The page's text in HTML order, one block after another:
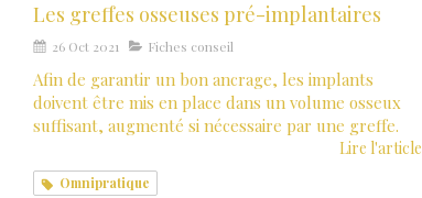
Les greffes osseuses pré-implantaires
26 Oct 2021 Fiches conseil
Afin de garantir un bon ancrage, les implants
doivent être mis en place dans un volume osseux
suffisant, augmenté si nécessaire par une greffe.
Lire l'article
Omnipratique